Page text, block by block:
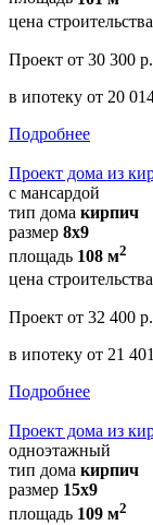
цена
Проект от 30 300 р.
в ипотеку от 20
Подробнее
Проект дома из
с мансардой
тип дома кирпич
размер 8x9
площадь 108 м2
цена
Проект от 32 400 р.
в ипотеку от 21
Подробнее
Проект дома из
одноэтажный
тип дома кирпич
размер 15x9
площадь 109 м2